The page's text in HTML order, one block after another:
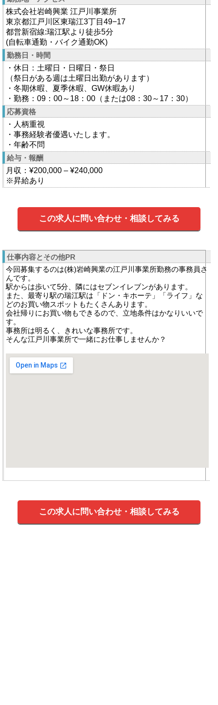
株式会社岩崎興業 江戸川事業所
東京都江戸川区東瑞江3丁目49−17
都営新宿線:瑞江駅より徒歩5分
(自転車通勤・バイク通勤OK)
勤務日・時間
・休日：土曜日・日曜日・祭日
（祭日がある週は土曜日出勤があります）
・冬期休暇、夏季休暇、GW休暇あり
・勤務：09：00～18：00（または08：30～17：30）
応募資格
・人柄重視
・事務経験者優遇いたします。
・年齢不問
給与・報酬
月収：¥200,000 – ¥240,000
※昇給あり
この求人に問い合わせ・相談してみる
仕事内容とその他PR
今回募集するのは(株)岩崎興業の江戸川事業所勤務の事務員さ
んです。
駅からは歩いて5分、隣にはセブンイレブンがあります。
また、最寄り駅の瑞江駅は「ドン・キホーテ」「ライフ」な
どのお買い物スポットもたくさんあります。
会社帰りにお買い物もできるので、立地条件はかなりいいで
す。
事務所は明るく、きれいな事務所です。
そんな江戸川事業所で一緒にお仕事しませんか？
この求人に問い合わせ・相談してみる